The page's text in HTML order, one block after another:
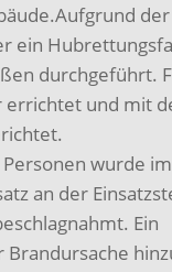
ein
durchgeführt.
und mit
wurde
an der
Ein